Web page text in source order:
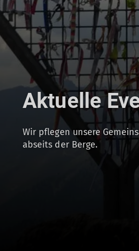
Aktuelle
Wir pflegen unsere
abseits der Berge.